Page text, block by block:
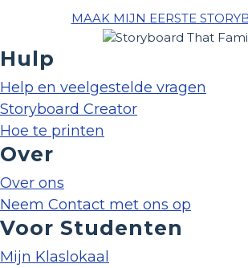
MAAK MIJN EERSTE
Hulp
Help en veelgestelde vragen
Storyboard Creator
Hoe te printen
Over
Over ons
Neem Contact met ons op
Voor Studenten
Mijn Klaslokaal